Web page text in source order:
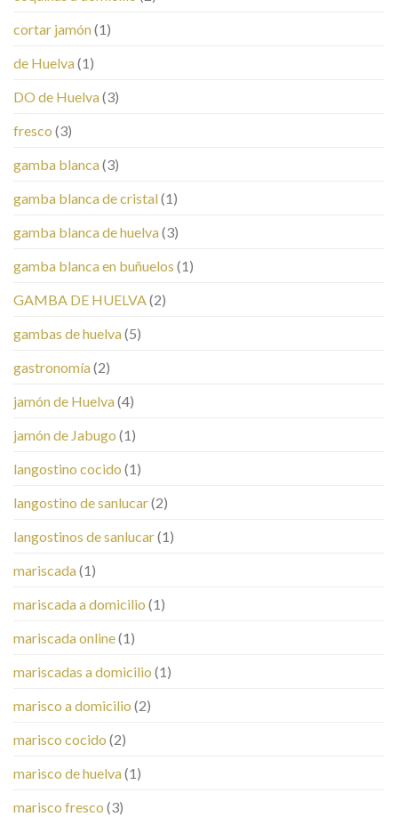
cortar jamón(1)
de Huelva(1)
DO de Huelva(3)
fresco (3)
gamba blanca(3)
gamba blanca de cristal(1)
gamba blanca de huelva(3)
gamba blanca en buñuelos (1)
GAMBA DE HUELVA(2)
gambas de huelva(5)
gastronomía(2)
jamón de Huelva(4)
jamón de Jabugo (1)
langostino cocido (1)
langostino de sanlucar(2)
langostinos de sanlucar(1)
mariscada(1)
mariscada a domicilio (1)
mariscada online(1)
mariscadas a domicilio (1)
marisco a domicilio (2)
marisco cocido (2)
marisco de huelva(1)
marisco fresco (3)